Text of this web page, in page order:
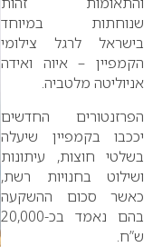
שנוחתות במיוחד
בישראל לרגל צילומי
הקמפיין – איוה ואידה
אניוליטה מלטביה.
הפרזנטורים החדשים
יככבו בקמפיין שיעלה
בשלטי חוצות, עיתונות
ושילוט בחנויות רשת,
כאשר סכום ההשקעה
בהם נאמד בכ-20,000
ש”ח.